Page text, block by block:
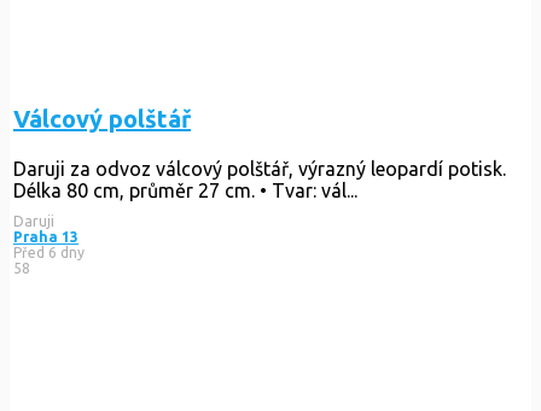
Válcový polštář
Daruji za odvoz válcový polštář, výrazný leopardí potisk.
Délka 80 cm, průměr 27 cm. • Tvar: vál...
Daruji
Praha 13
Před 6 dny
58